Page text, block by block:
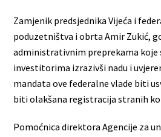
Zamjenik predsjednika Vijeća i
poduzetništva i obrta Amir Zukić,
administrativnim preprekama
investitorima izrazivši nadu i
mandata ove federalne vlade biti
biti olakšana registracija stranih
Pomoćnica direktora Agencije za